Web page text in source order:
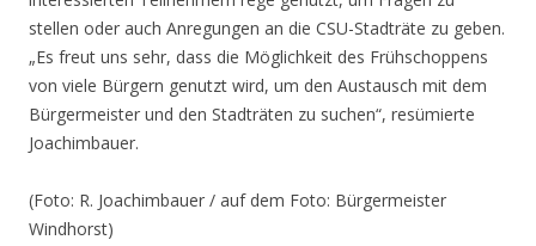
stellen oder auch Anregungen an die CSU-Stadträte zu geben.
„Es freut uns sehr, dass die Möglichkeit des Frühschoppens
von viele Bürgern genutzt wird, um den Austausch mit dem
Bürgermeister und den Stadträten zu suchen“, resümierte
Joachimbauer.
(Foto: R. Joachimbauer / auf dem Foto: Bürgermeister
Windhorst)